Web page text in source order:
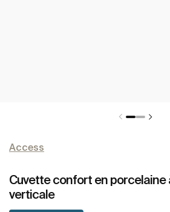
Access
Cuvette confort en porcelaine
verticale